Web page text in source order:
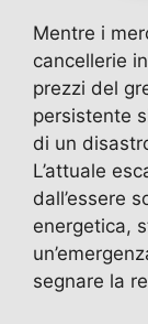
c
e
b
o
o
k
st
o
d
o
n
Mentre i
cancellerie
prezzi del
persistente
di un
L’attuale
dall’essere
energetica,
segnare la